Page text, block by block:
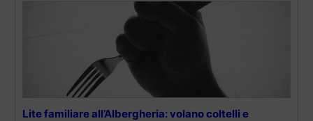
Lite familiare all’Albergheria: volano coltelli e